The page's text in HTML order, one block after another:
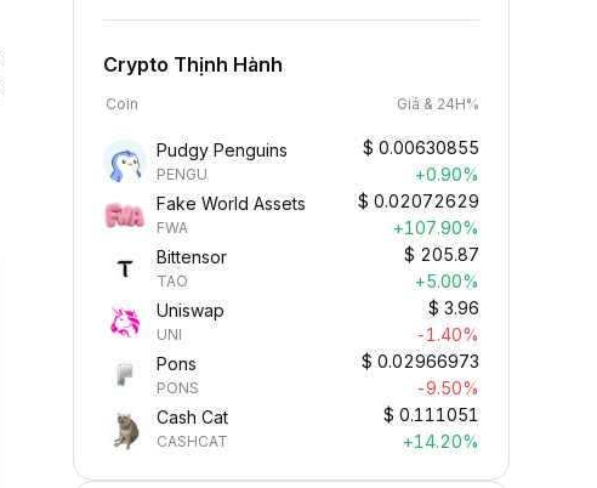
Crypto Thịnh Hành
Coin Giá & 24H%
Pudgy Penguins
PENGU
$ 0.00630855
+0.90%
Fake World Assets
FWA
$ 0.02072629
+107.90%
Bittensor
TAO
$ 205.87
+5.00%
Uniswap
UNI
$ 3.96
-1.40%
Pons
PONS
$ 0.02966973
-9.50%
Cash Cat
CASHCAT
$ 0.111051
+14.20%